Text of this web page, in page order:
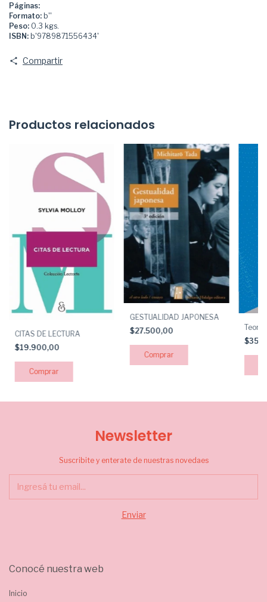
Páginas:
Formato: b''
Peso: 0.3 kgs.
ISBN: b'9789871556434'
Compartir
Productos relacionados
CITAS DE LECTURA
$19.900,00
GESTUALIDAD JAPONESA
$27.500,00
Newsletter
Suscribite y enterate de nuestras novedaes
Conocé nuestra web
Inicio